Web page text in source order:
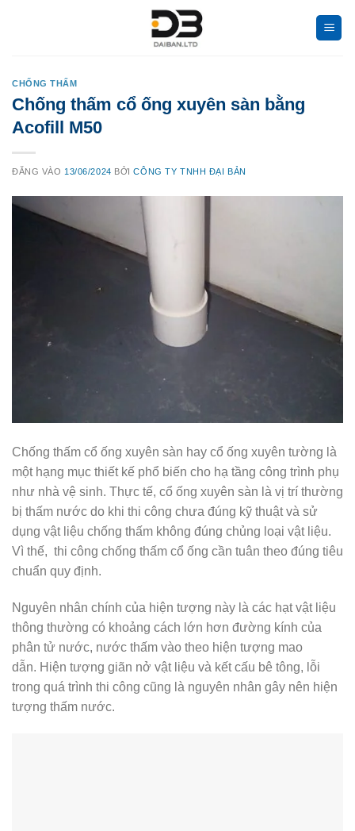
CHỐNG THẤM
Chống thấm cổ ống xuyên sàn bằng
Acofill M50
ĐĂNG VÀO 13/06/2024 BỞICÔNG TY TNHH ĐẠI BẢN
Chống thấm cổ ống xuyên sàn hay cổ ống xuyên tường là
một hạng mục thiết kế phổ biến cho hạ tầng công trình phụ
như nhà vệ sinh. Thực tế, cổ ống xuyên sàn là vị trí thường
bị thấm nước do khi thi công chưa đúng kỹ thuật và sử
dụng vật liệu chống thấm không đúng chủng loại vật liệu.
Vì thế, thi công chống thấm cổ ống cần tuân theo đúng tiêu
chuẩn quy định.
Nguyên nhân chính của hiện tượng này là các hạt vật liệu
thông thường có khoảng cách lớn hơn đường kính của
phân tử nước, nước thấm vào theo hiện tượng mao
dẫn. Hiện tượng giãn nở vật liệu và kết cấu bê tông, lỗi
trong quá trình thi công cũng là nguyên nhân gây nên hiện
tượng thấm nước.